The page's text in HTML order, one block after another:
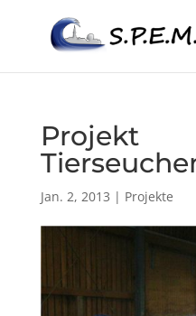
Projekt
Jan. 2, 2013 | Projekte